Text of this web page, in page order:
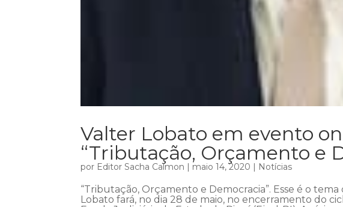
Valter Lobato em evento
“Tributação, Orçamento e
por Editor Sacha Calmon | maio 14, 2020 | Notícias
“Tributação, Orçamento e Democracia”. Esse é o
Lobato fará, no dia 28 de maio, no encerramento do